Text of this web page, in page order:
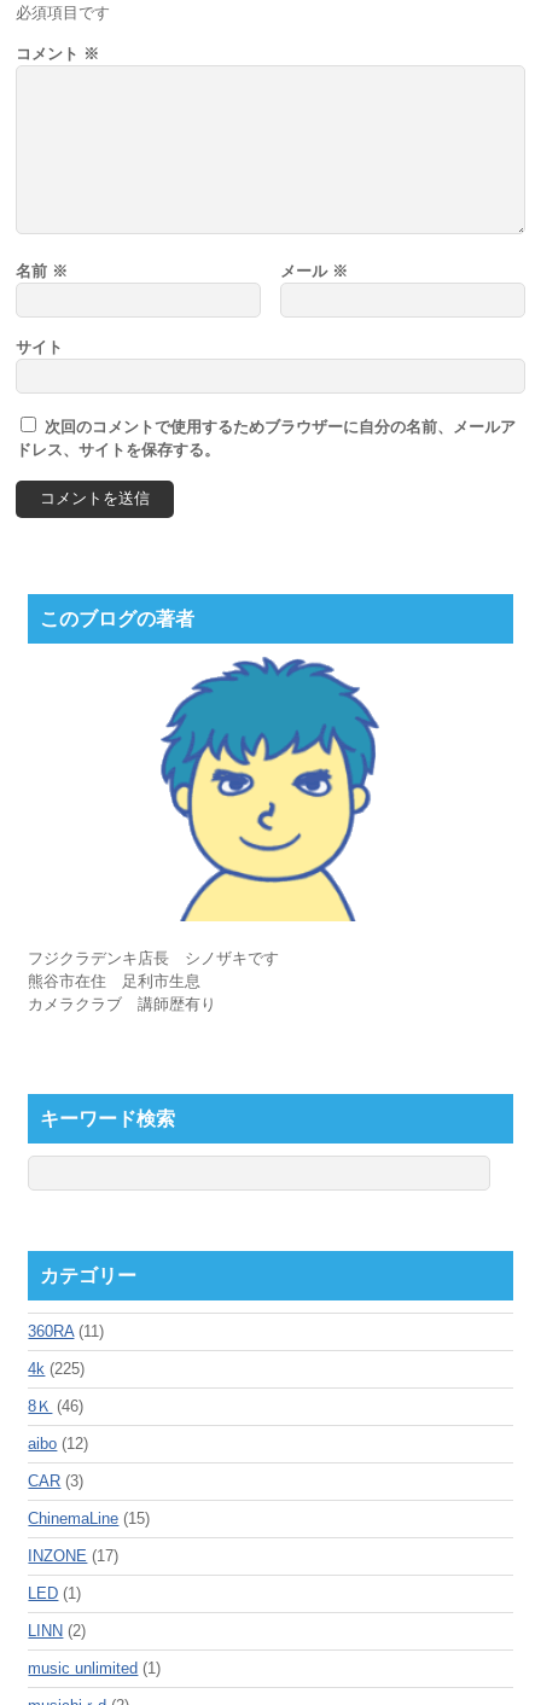
必須項目です
コメント ※
名前 ※ メール ※
サイト
次回のコメントで使用するためブラウザーに自分の名前、メールア
ドレス、サイトを保存する。
このブログの著者
フジクラデンキ店長 シノザキです
熊谷市在住 足利市生息
カメラクラブ 講師歴有り
キーワード検索
カテゴリー
360RA(11)
4k (225)
8Ｋ (46)
aibo (12)
CAR (3)
ChinemaLine (15)
INZONE (17)
LED (1)
LINN (2)
music unlimited (1)